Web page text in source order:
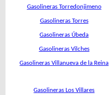
Gasolineras Torredonjimeno
Gasolineras Torres
Gasolineras Úbeda
Gasolineras Vilches
Gasolineras Villanueva de la Reina
Gasolineras Los Villares